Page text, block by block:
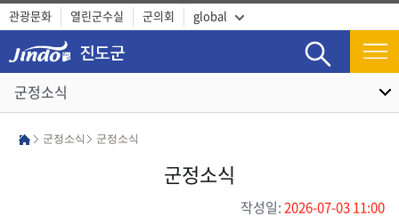
검색
관광문화 열린군수실 군의회 global
군정소식
군정소식 군정소식
군정소식
작성일:2026-07-03 11:00